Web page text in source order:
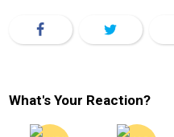
What's Your Reaction?